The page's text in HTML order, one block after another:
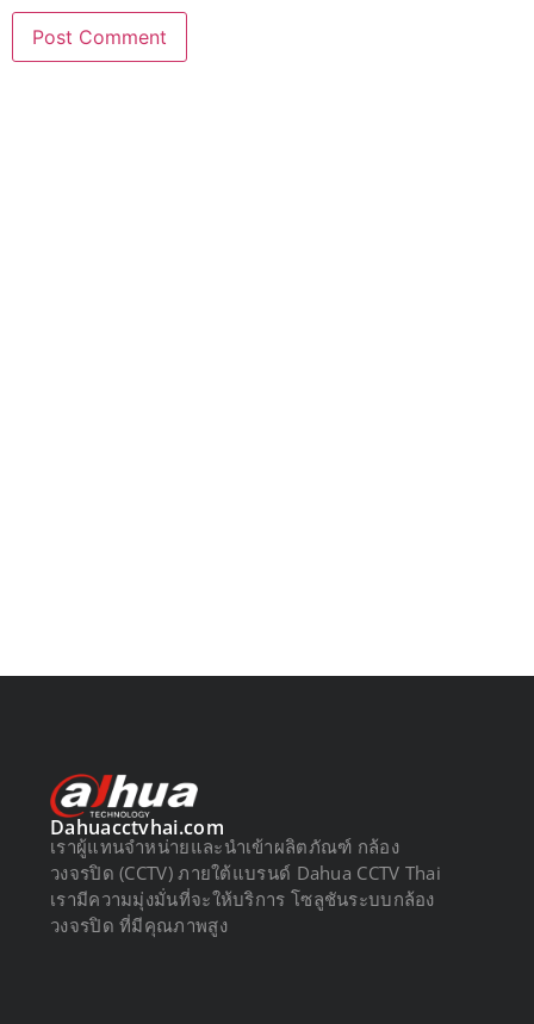
Dahuacctvhai.com
เราผู้แทนจำหน่ายและนำเข้าผลิตภัณฑ์ กล้อง
วงจรปิด (CCTV) ภายใต้แบรนด์ Dahua CCTV Thai
เรามีความมุ่งมั่นที่จะให้บริการ โซลูชันระบบกล้อง
วงจรปิด ที่มีคุณภาพสูง